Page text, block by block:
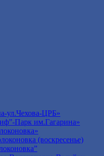
ул.Чехова-ЦРБ»
Парк им.Гагарина»
(воскресенье)